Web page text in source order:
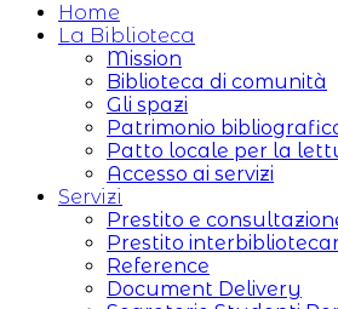
Home
La Biblioteca
Mission
Biblioteca di comunità
Gli spazi
Patrimonio
Patto locale per la
Accesso ai servizi
Servizi
Prestito e
Prestito
Reference
Document Delivery